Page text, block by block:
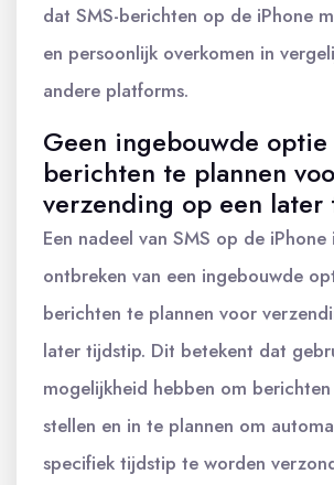
dat SMS-berichten op de iPhone
en persoonlijk overkomen in
andere platforms.
Geen ingebouwde optie
berichten te plannen
verzending op een later
Een nadeel van SMS op de iPhone
ontbreken van een ingebouwde
berichten te plannen voor
later tijdstip. Dit betekent dat
mogelijkheid hebben om
stellen en in te plannen om
specifiek tijdstip te worden